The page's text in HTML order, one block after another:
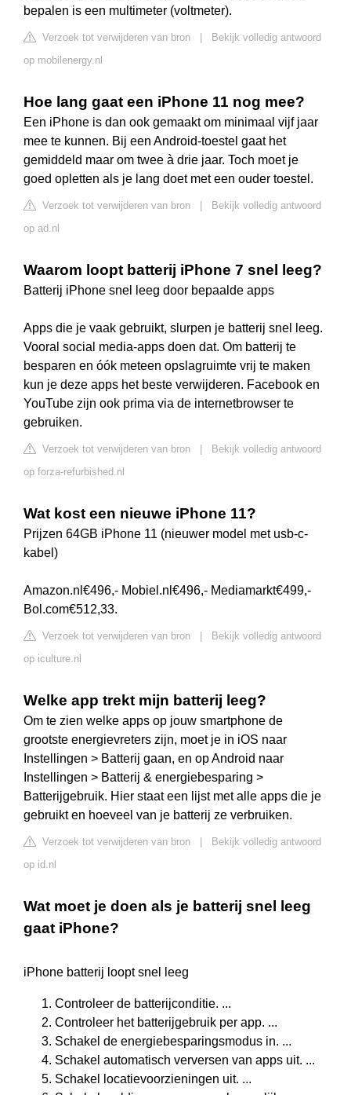
bepalen is een multimeter (voltmeter).
Verzoek tot verwijderen van bron
Bekijk volledig antwoord
op mobilenergy.nl
Hoe lang gaat een iPhone 11 nog mee?
Een iPhone is dan ook gemaakt om minimaal vijf jaar
mee te kunnen. Bij een Android-toestel gaat het
gemiddeld maar om twee à drie jaar. Toch moet je
goed opletten als je lang doet met een ouder toestel.
Verzoek tot verwijderen van bron
Bekijk volledig antwoord
op ad.nl
Waarom loopt batterij iPhone 7 snel leeg?
Batterij iPhone snel leeg door bepaalde apps
Apps die je vaak gebruikt, slurpen je batterij snel leeg.
Vooral social media-apps doen dat. Om batterij te
besparen en óók meteen opslagruimte vrij te maken
kun je deze apps het beste verwijderen. Facebook en
YouTube zijn ook prima via de internetbrowser te
gebruiken.
Verzoek tot verwijderen van bron
Bekijk volledig antwoord
op forza-refurbished.nl
Wat kost een nieuwe iPhone 11?
Prijzen 64GB iPhone 11 (nieuwer model met usb-c-
kabel)
Amazon.nl€496,- Mobiel.nl€496,- Mediamarkt€499,-
Bol.com€512,33.
Verzoek tot verwijderen van bron
Bekijk volledig antwoord
op iculture.nl
Welke app trekt mijn batterij leeg?
Om te zien welke apps op jouw smartphone de
grootste energievreters zijn, moet je in iOS naar
Instellingen > Batterij gaan, en op Android naar
Instellingen > Batterij & energiebesparing >
Batterijgebruik. Hier staat een lijst met alle apps die je
gebruikt en hoeveel van je batterij ze verbruiken.
Verzoek tot verwijderen van bron
Bekijk volledig antwoord
op id.nl
Wat moet je doen als je batterij snel leeg
gaat iPhone?
iPhone batterij loopt snel leeg
Controleer de batterijconditie. ...
Controleer het batterijgebruik per app. ...
Schakel de energiebesparingsmodus in. ...
Schakel automatisch verversen van apps uit. ...
Schakel locatievoorzieningen uit. ...